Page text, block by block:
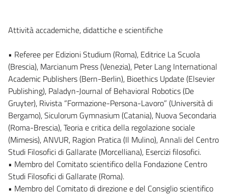
Attività accademiche, didattiche e scientifiche
• Referee per Edizioni Studium (Roma), Editrice La Scuola
(Brescia), Marcianum Press (Venezia), Peter Lang International
Academic Publishers (Bern-Berlin), Bioethics Update (Elsevier
Publishing), Paladyn-Journal of Behavioral Robotics (De
Gruyter), Rivista “Formazione-Persona-Lavoro” (Università di
Bergamo), Siculorum Gymnasium (Catania), Nuova Secondaria
(Roma-Brescia), Teoria e critica della regolazione sociale
(Mimesis), ANVUR, Ragion Pratica (Il Mulino), Annali del Centro
Studi Filosofici di Gallarate (Morcelliana), Esercizi filosofici.
• Membro del Comitato scientifico della Fondazione Centro
Studi Filosofici di Gallarate (Roma).
• Membro del Comitato di direzione e del Consiglio scientifico